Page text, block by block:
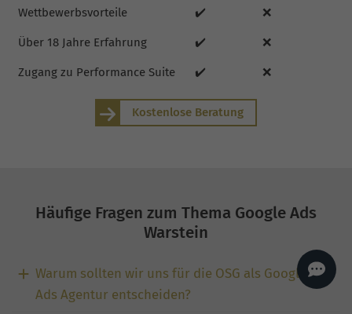
Wettbewerbsvorteile ✔️ ❌
Über 18 Jahre Erfahrung ✔️ ❌
Zugang zu Performance Suite ✔️ ❌
Kostenlose Beratung
Häufige Fragen zum Thema Google Ads
Warstein
Warum sollten wir uns für die OSG als Google
Ads Agentur entscheiden?
seoagentur.de. 👋
Monat, inkl. Content,